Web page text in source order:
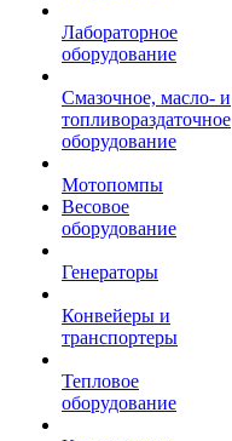
Лабораторное
оборудование
Смазочное, масло- и
топливораздаточное
оборудование
Мотопомпы
Весовое
оборудование
Генераторы
Конвейеры и
транспортеры
Тепловое
оборудование